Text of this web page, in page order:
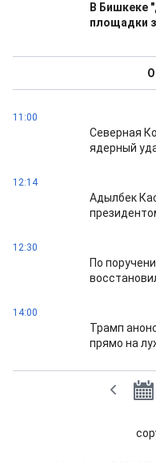
В Бишкеке
площадки
11:00
Северная
ядерный
12:14
Адылбек
12:30
По
14:00
Трамп
прямо на